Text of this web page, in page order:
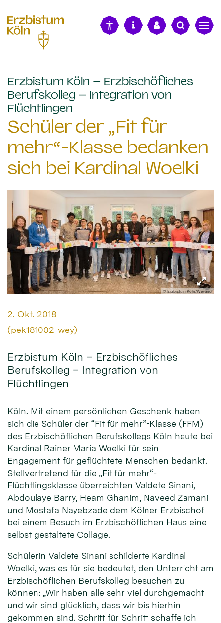
Erzbistum Köln – Erzbischöfliches
Berufskolleg – Integration von
Flüchtlingen
Schüler der „Fit für
mehr“-Klasse bedanken
sich bei Kardinal Woelki
© Erzbistum Köln/Weyand
Datum:
2. Okt. 2018
Von:
(pek181002-wey)
Erzbistum Köln – Erzbischöfliches
Berufskolleg – Integration von
Flüchtlingen
Köln. Mit einem persönlichen Geschenk haben
sich die Schüler der “Fit für mehr”-Klasse (FFM)
des Erzbischöflichen Berufskollegs Köln heute bei
Kardinal Rainer Maria Woelki für sein
Engagement für geflüchtete Menschen bedankt.
Stellvertretend für die „Fit für mehr“-
Flüchtlingsklasse überreichten Valdete Sinani,
Abdoulaye Barry, Heam Ghanim, Naveed Zamani
und Mostafa Nayebzade dem Kölner Erzbischof
bei einem Besuch im Erzbischöflichen Haus eine
selbst gestaltete Collage.
Schülerin Valdete Sinani schilderte Kardinal
Woelki, was es für sie bedeutet, den Unterricht am
Erzbischöflichen Berufskolleg besuchen zu
können: „Wir haben alle sehr viel durchgemacht
und wir sind glücklich, dass wir bis hierhin
gekommen sind. Schritt für Schritt schaffe ich